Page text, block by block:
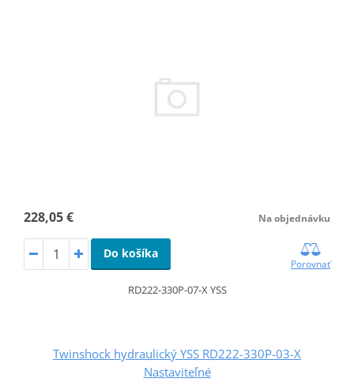
228,05 € Na objednávku
Do košíka
Porovnať
RD222-330P-07-X YSS
Twinshock hydraulický YSS RD222-330P-03-X
Nastaviteľné